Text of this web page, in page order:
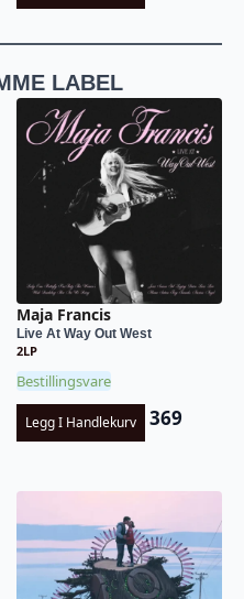
LABEL
Maja Francis
Live At Way Out West
2LP
Bestillingsvare
Legg I Handlekurv 369